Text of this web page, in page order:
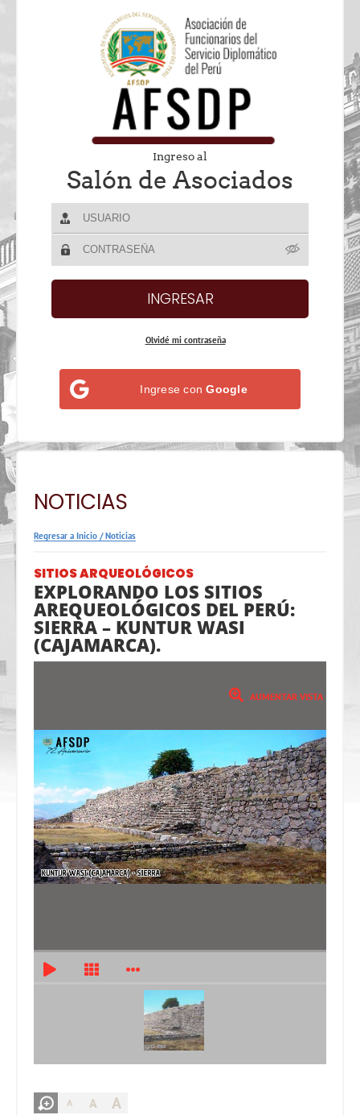
Ingreso al
Salón de Asociados
Olvidé mi contraseña
Ingrese conGoogle
NOTICIAS
Regresar a Inicio /Noticias
SITIOS ARQUEOLÓGICOS
EXPLORANDO LOS SITIOS
AREQUEOLÓGICOS DEL PERÚ:
SIERRA – KUNTUR WASI
(CAJAMARCA).
A A A